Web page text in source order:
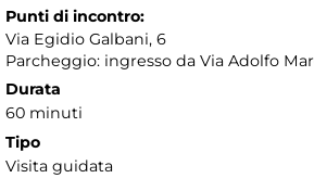
Punti di incontro:
Via Egidio Galbani, 6
Parcheggio: ingresso da Via Adolfo
Durata
60 minuti
Tipo
Visita guidata